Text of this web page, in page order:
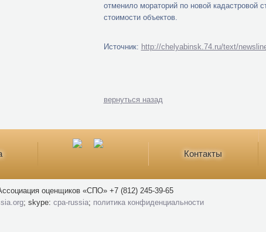
отменило мораторий по новой кадастровой
стоимости объектов.
Источник: http://chelyabinsk.74.ru/text/
вернуться назад
Контакты
оценщиков «СПО» +7 (812) 245-39-65
; skype: cpa-russia; политика конфиденциальности